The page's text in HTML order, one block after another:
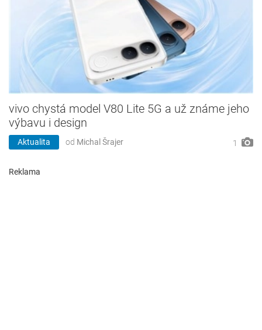
vivo chystá model V80 Lite 5G a už známe jeho
výbavu i design
Aktualita od Michal Šrajer 1
Reklama